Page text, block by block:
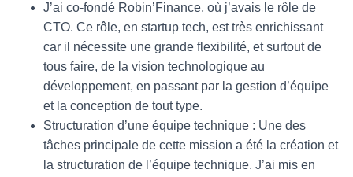
J’ai co-fondé Robin’Finance, où j’avais le rôle de
CTO. Ce rôle, en startup tech, est très enrichissant
car il nécessite une grande flexibilité, et surtout de
tous faire, de la vision technologique au
développement, en passant par la gestion d’équipe
et la conception de tout type.
Structuration d’une équipe technique : Une des
tâches principale de cette mission a été la création et
la structuration de l’équipe technique. J’ai mis en